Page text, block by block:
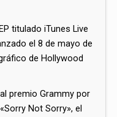
titulado iTunes Live
el 8 de mayo de
de Hollywood
premio Grammy por
Not Sorry», el